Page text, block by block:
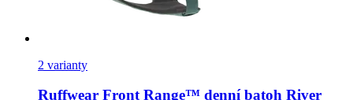
2 varianty
Ruffwear Front Range™ denní batoh River